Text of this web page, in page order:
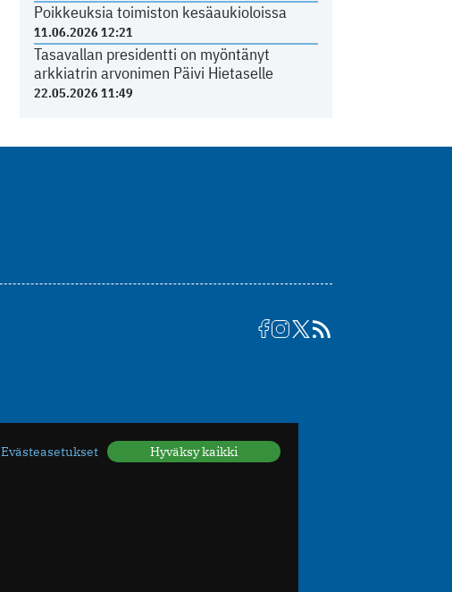
Poikkeuksia toimiston kesäaukioloissa
11.06.2026 12:21
Tasavallan presidentti on myöntänyt
arkkiatrin arvonimen Päivi Hietaselle
22.05.2026 11:49
Evästeasetukset Hyväksy kaikki